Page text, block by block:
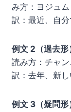
み方：ヨジュ
訳：最近、自分
例文 2（過去形
読み方：チャ
訳：去年、新し
例文 3（疑問形